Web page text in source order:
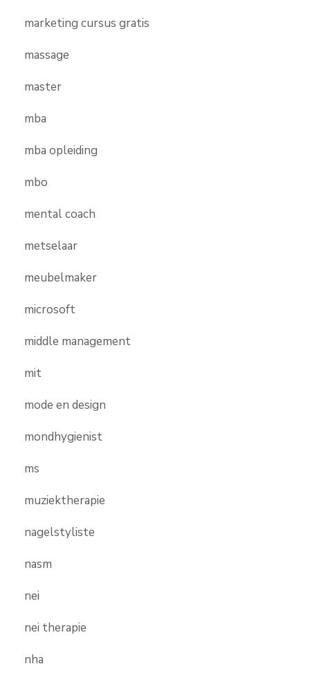
marketing cursus gratis
massage
master
mba
mba opleiding
mbo
mental coach
metselaar
meubelmaker
microsoft
middle management
mit
mode en design
mondhygienist
ms
muziektherapie
nagelstyliste
nasm
nei
nei therapie
nha